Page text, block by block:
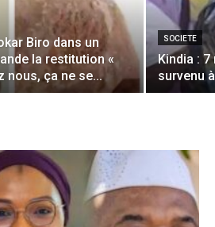
Biro dans un
la restitution «
nous, ça ne se...
SOCIETE
Kindia :
survenu